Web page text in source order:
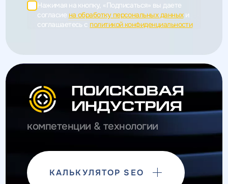
Нажимая на кнопку, «Подписаться» вы даете
согласие на обработку персональных данныхи
соглашаетесь c политикой конфиденциальности
компетенции & технологии
КАЛЬКУЛЯТОР SEO